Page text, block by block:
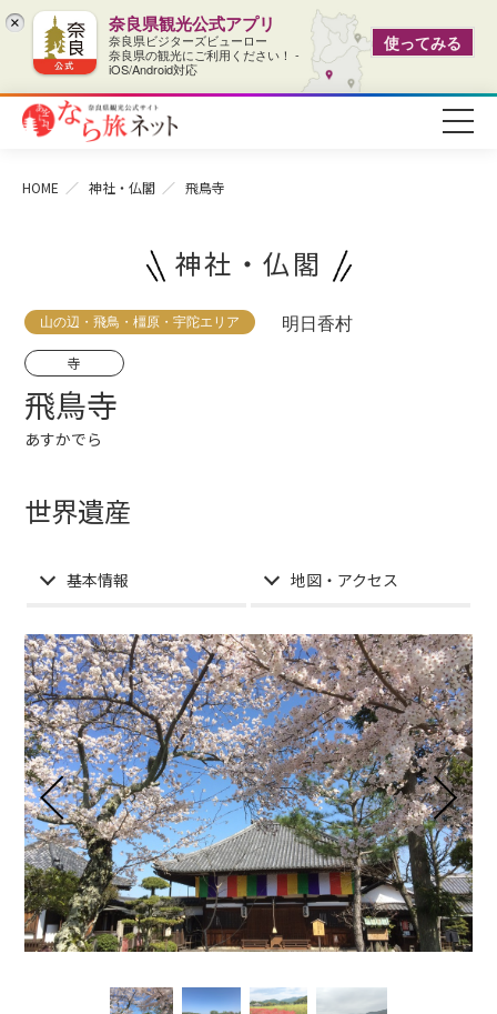
× 奈良県観光公式アプリ
奈良県ビジターズビューロー
奈良県の観光にご利用ください！ -
iOS/Android対応
使ってみる
HOME 神社・仏閣 飛鳥寺
神社・仏閣
山の辺・飛鳥・橿原・宇陀エリア 明日香村
寺
飛鳥寺
あすかでら
世界遺産
基本情報 地図・アクセス